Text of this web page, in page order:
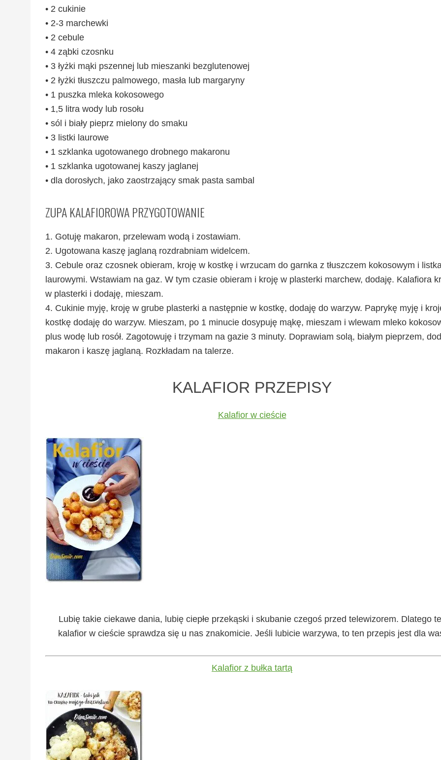
• 2 cukinie
• 2-3 marchewki
• 2 cebule
• 4 ząbki czosnku
• 3 łyżki mąki pszennej lub mieszanki bezglutenowej
• 2 łyżki tłuszczu palmowego, masła lub margaryny
• 1 puszka mleka kokosowego
• 1,5 litra wody lub rosołu
• sól i biały pieprz mielony do smaku
• 3 listki laurowe
• 1 szklanka ugotowanego drobnego makaronu
• 1 szklanka ugotowanej kaszy jaglanej
• dla dorosłych, jako zaostrzający smak pasta sambal
ZUPA KALAFIOROWA PRZYGOTOWANIE
1. Gotuję makaron, przelewam wodą i zostawiam.
2. Ugotowana kaszę jaglaną rozdrabniam widelcem.
3. Cebule oraz czosnek obieram, kroję w kostkę i wrzucam do garnka z tłuszczem kokosowym i
laurowymi. Wstawiam na gaz. W tym czasie obieram i kroję w plasterki marchew, dodaję. Kalafiora
w plasterki i dodaję, mieszam.
4. Cukinie myję, kroję w grube plasterki a następnie w kostkę, dodaję do warzyw. Paprykę myję i
kostkę dodaję do warzyw. Mieszam, po 1 minucie dosypuję mąkę, mieszam i wlewam mleko
plus wodę lub rosół. Zagotowuję i trzymam na gazie 3 minuty. Doprawiam solą, białym pieprzem,
makaron i kaszę jaglaną. Rozkładam na talerze.
KALAFIOR PRZEPISY
Kalafior w cieście
Lubię takie ciekawe dania, lubię ciepłe przekąski i skubanie czegoś przed telewizorem. Dlatego
kalafior w cieście sprawdza się u nas znakomicie. Jeśli lubicie warzywa, to ten przepis jest dla
Kalafior z bułka tartą